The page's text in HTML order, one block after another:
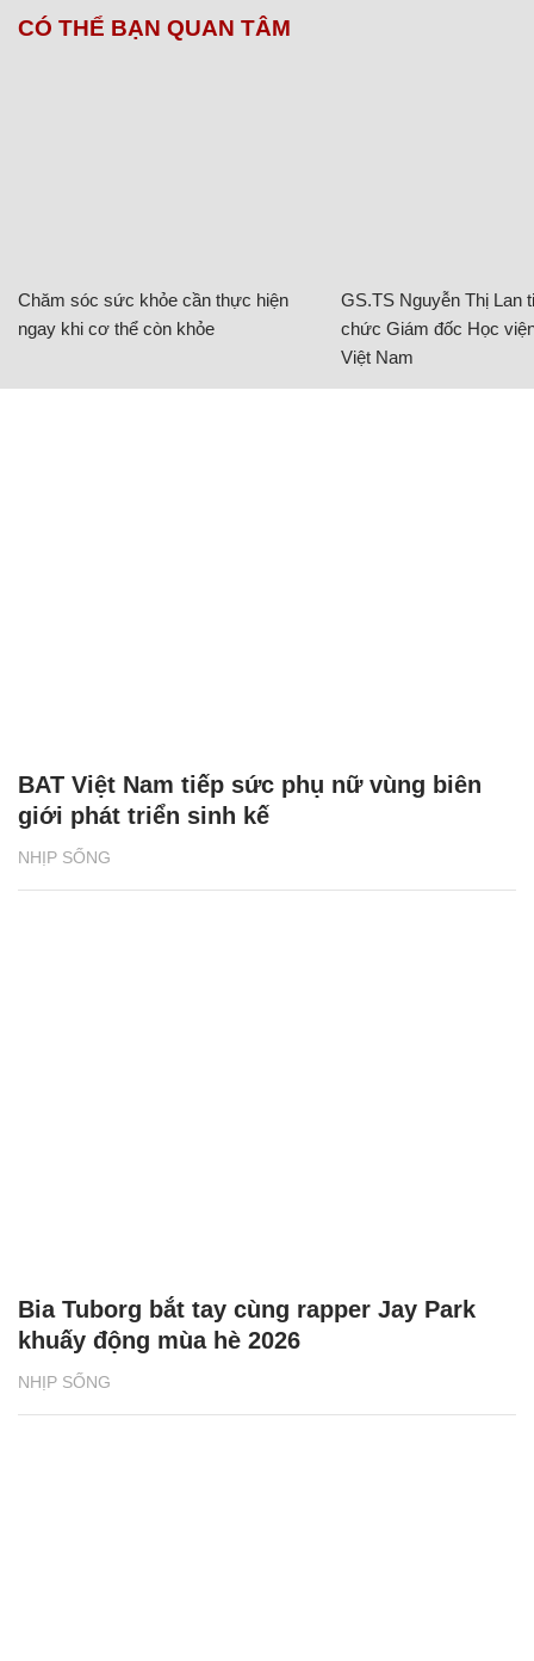
CÓ THỂ BẠN QUAN TÂM
Chăm sóc sức khỏe cần thực hiện
ngay khi cơ thể còn khỏe
GS.TS Nguyễn Thị Lan
chức Giám đốc Học
Việt Nam
NHỊP SỐNG
BAT Việt Nam tiếp sức phụ nữ vùng biên
giới phát triển sinh kế
NHỊP SỐNG
Bia Tuborg bắt tay cùng rapper Jay Park
khuấy động mùa hè 2026